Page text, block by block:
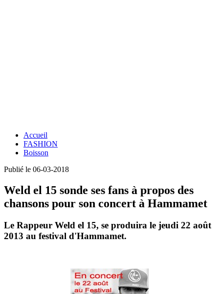
Accueil
FASHION
Boisson
Publié le 06-03-2018
Weld el 15 sonde ses fans à propos des
chansons pour son concert à Hammamet
Le Rappeur Weld el 15, se produira le jeudi 22 août
2013 au festival d'Hammamet.